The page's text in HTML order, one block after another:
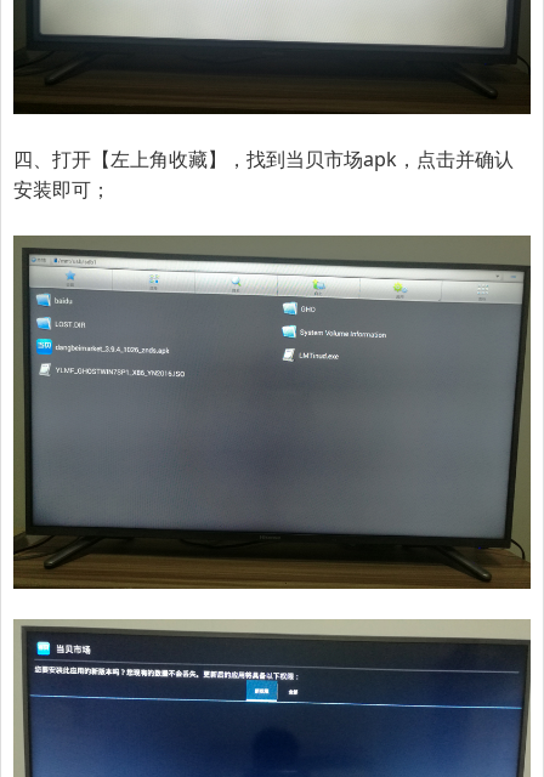
四、打开【左上角收藏】 ， 找到当贝市场apk，点击并确认
安装即可；